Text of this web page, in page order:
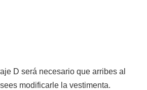
D será necesario que arribes al
modificarle la vestimenta.